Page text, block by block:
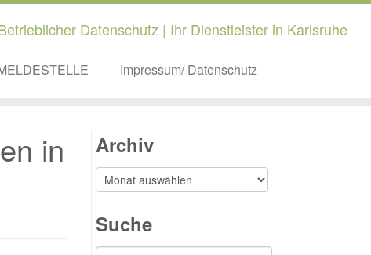
Datenschutz | Ihr Dienstleister in Karlsruhe
Impressum/ Datenschutz
in
Archiv
Archiv
Suche